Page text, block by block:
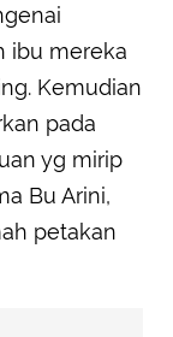
ibu mereka
Kemudian
pada
yg mirip
Bu Arini,
petakan